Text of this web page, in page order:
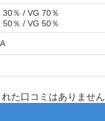
30％ / VG 70％
50％ / VG 50％
た口コミはありません